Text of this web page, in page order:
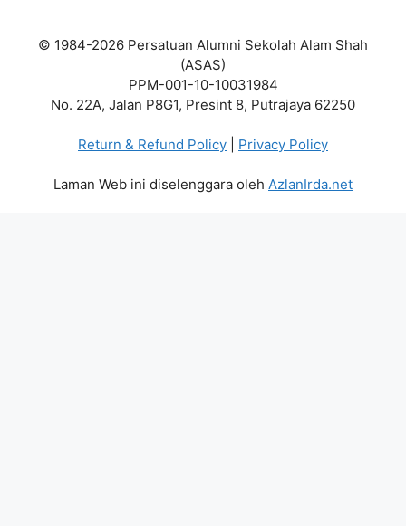
© 1984-2026 Persatuan Alumni Sekolah Alam Shah
(ASAS)
PPM-001-10-10031984
No. 22A, Jalan P8G1, Presint 8, Putrajaya 62250
Return & Refund Policy Privacy Policy
Laman Web ini diselenggara oleh AzlanIrda.net